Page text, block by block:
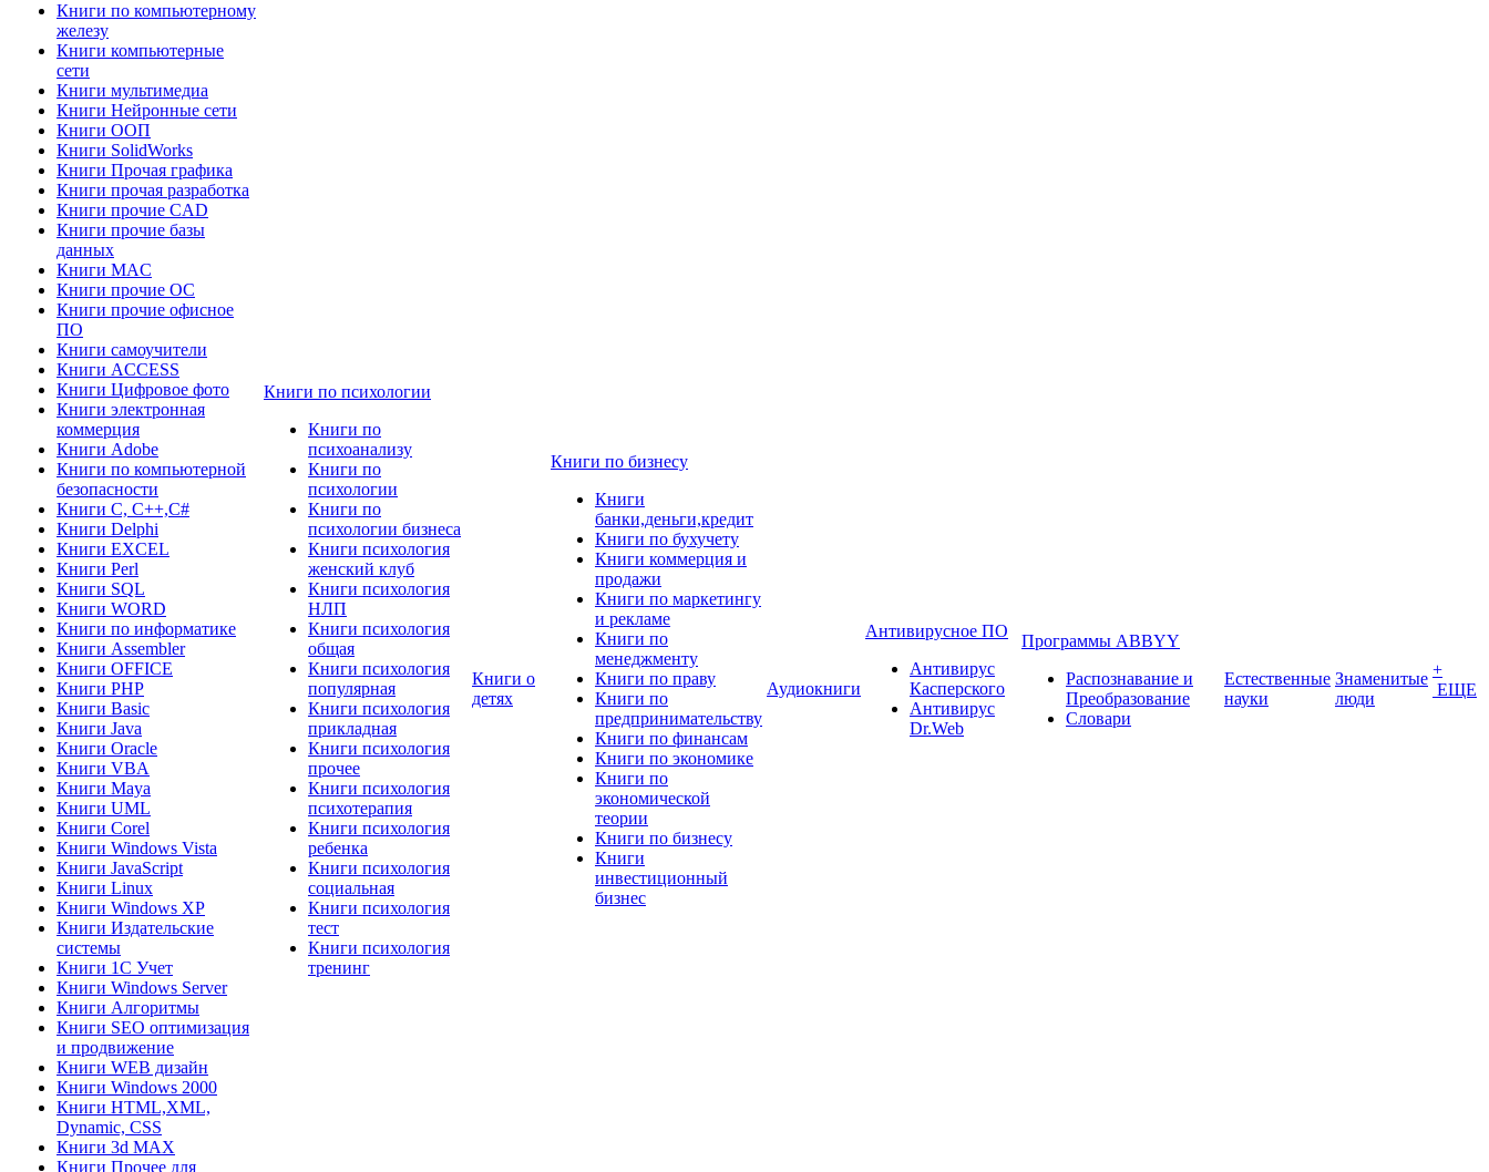
Книги по компьютерному
железу
Книги компьютерные
сети
Книги мультимедиа
Книги Нейронные сети
Книги ООП
Книги SolidWorks
Книги Прочая графика
Книги прочая разработка
Книги прочие CAD
Книги прочие базы
данных
Книги MAC
Книги прочие ОС
Книги прочие офисное
ПО
Книги самоучители
Книги ACCESS
Книги Цифровое фото
Книги электронная
коммерция
Книги Adobe
Книги по компьютерной
безопасности
Книги C, C++,С#
Книги Delphi
Книги EXCEL
Книги Perl
Книги SQL
Книги WORD
Книги по информатике
Книги Assembler
Книги OFFICE
Книги PHP
Книги Basic
Книги Java
Книги Oracle
Книги VBA
Книги Maya
Книги UML
Книги Corel
Книги Windows Vista
Книги JavaScript
Книги Linux
Книги Windows XP
Книги Издательские
системы
Книги 1C Учет
Книги Windows Server
Книги Алгоритмы
Книги SEO оптимизация
и продвижение
Книги WEB дизайн
Книги Windows 2000
Книги HTML,XML,
Dynamic, CSS
Книги 3d MAX
Книги Прочее для
Книги по психологии
Книги по
психоанализу
Книги по
психологии
Книги по
психологии бизнеса
Книги психология
женский клуб
Книги психология
НЛП
Книги психология
общая
Книги психология
популярная
Книги психология
прикладная
Книги психология
прочее
Книги психология
психотерапия
Книги психология
ребенка
Книги психология
социальная
Книги психология
тест
Книги психология
тренинг
Книги о
детях
Книги по бизнесу
Книги
банки,деньги,кредит
Книги по бухучету
Книги коммерция и
продажи
Книги по маркетингу
и рекламе
Книги по
менеджменту
Книги по праву
Книги по
предпринимательству
Книги по финансам
Книги по экономике
Книги по
экономической
теории
Книги по бизнесу
Книги
инвестиционный
бизнес
Аудиокниги
Антивирусное ПО
Антивирус
Касперского
Антивирус
Dr.Web
Программы ABBYY
Распознавание и
Преобразование
Словари
Естественные
науки
Знаменитые
люди
+
ЕЩЕ